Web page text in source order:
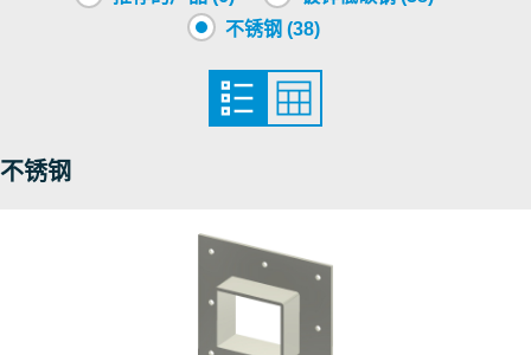
DNV
不锈钢 (38)
不锈钢